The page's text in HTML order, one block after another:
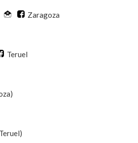
Zaragoza
Teruel